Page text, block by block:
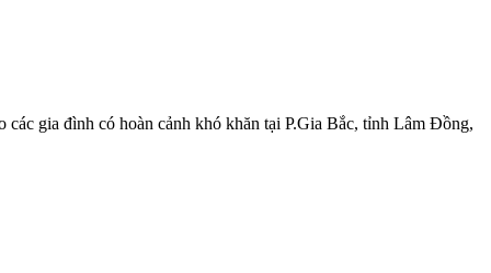
gia đình có hoàn cảnh khó khăn tại P.Gia Bắc, tỉnh Lâm Đồng,